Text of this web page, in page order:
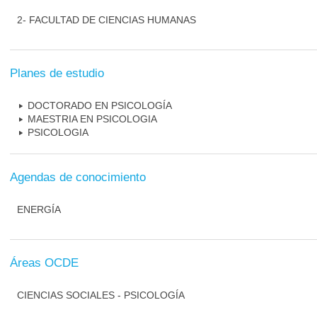
2- FACULTAD DE CIENCIAS HUMANAS
Planes de estudio
DOCTORADO EN PSICOLOGÍA
MAESTRIA EN PSICOLOGIA
PSICOLOGIA
Agendas de conocimiento
ENERGÍA
Áreas OCDE
CIENCIAS SOCIALES - PSICOLOGÍA